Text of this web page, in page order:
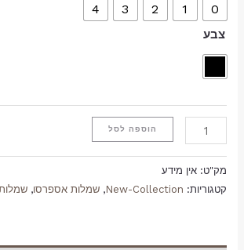
0
1
2
3
4
צבע
הוספה לסל
מק"ט:אין מידע
קטגוריות: New-Collection
,שמלות אספרסו,